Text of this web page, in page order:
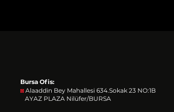
Bursa Ofis:
◙ Alaaddin Bey Mahallesi 634.Sokak 23 NO:1B
AYAZ PLAZA Nilüfer/BURSA